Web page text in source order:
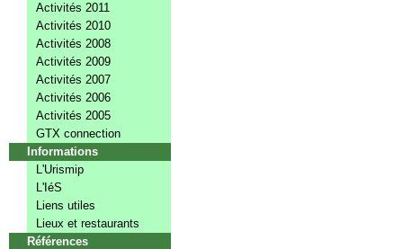
Activités 2011
Activités 2010
Activités 2008
Activités 2009
Activités 2007
Activités 2006
Activités 2005
GTX connection
Informations
L'Urismip
L'IéS
Liens utiles
Lieux et restaurants
Références